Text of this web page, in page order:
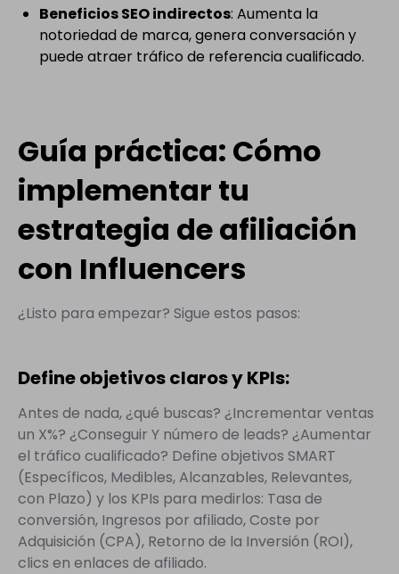
Beneficios SEO indirectos: Aumenta la
notoriedad de marca, genera conversación y
puede atraer tráfico de referencia cualificado.
Guía práctica: Cómo
implementar tu
estrategia de afiliación
con Influencers
¿Listo para empezar? Sigue estos pasos:
Define objetivos claros y KPIs:
Antes de nada, ¿qué buscas? ¿Incrementar ventas
un X%? ¿Conseguir Y número de leads? ¿Aumentar
el tráfico cualificado? Define objetivos SMART
(Específicos, Medibles, Alcanzables, Relevantes,
con Plazo) y los KPIs para medirlos: Tasa de
conversión, Ingresos por afiliado, Coste por
Adquisición (CPA), Retorno de la Inversión (ROI),
clics en enlaces de afiliado.